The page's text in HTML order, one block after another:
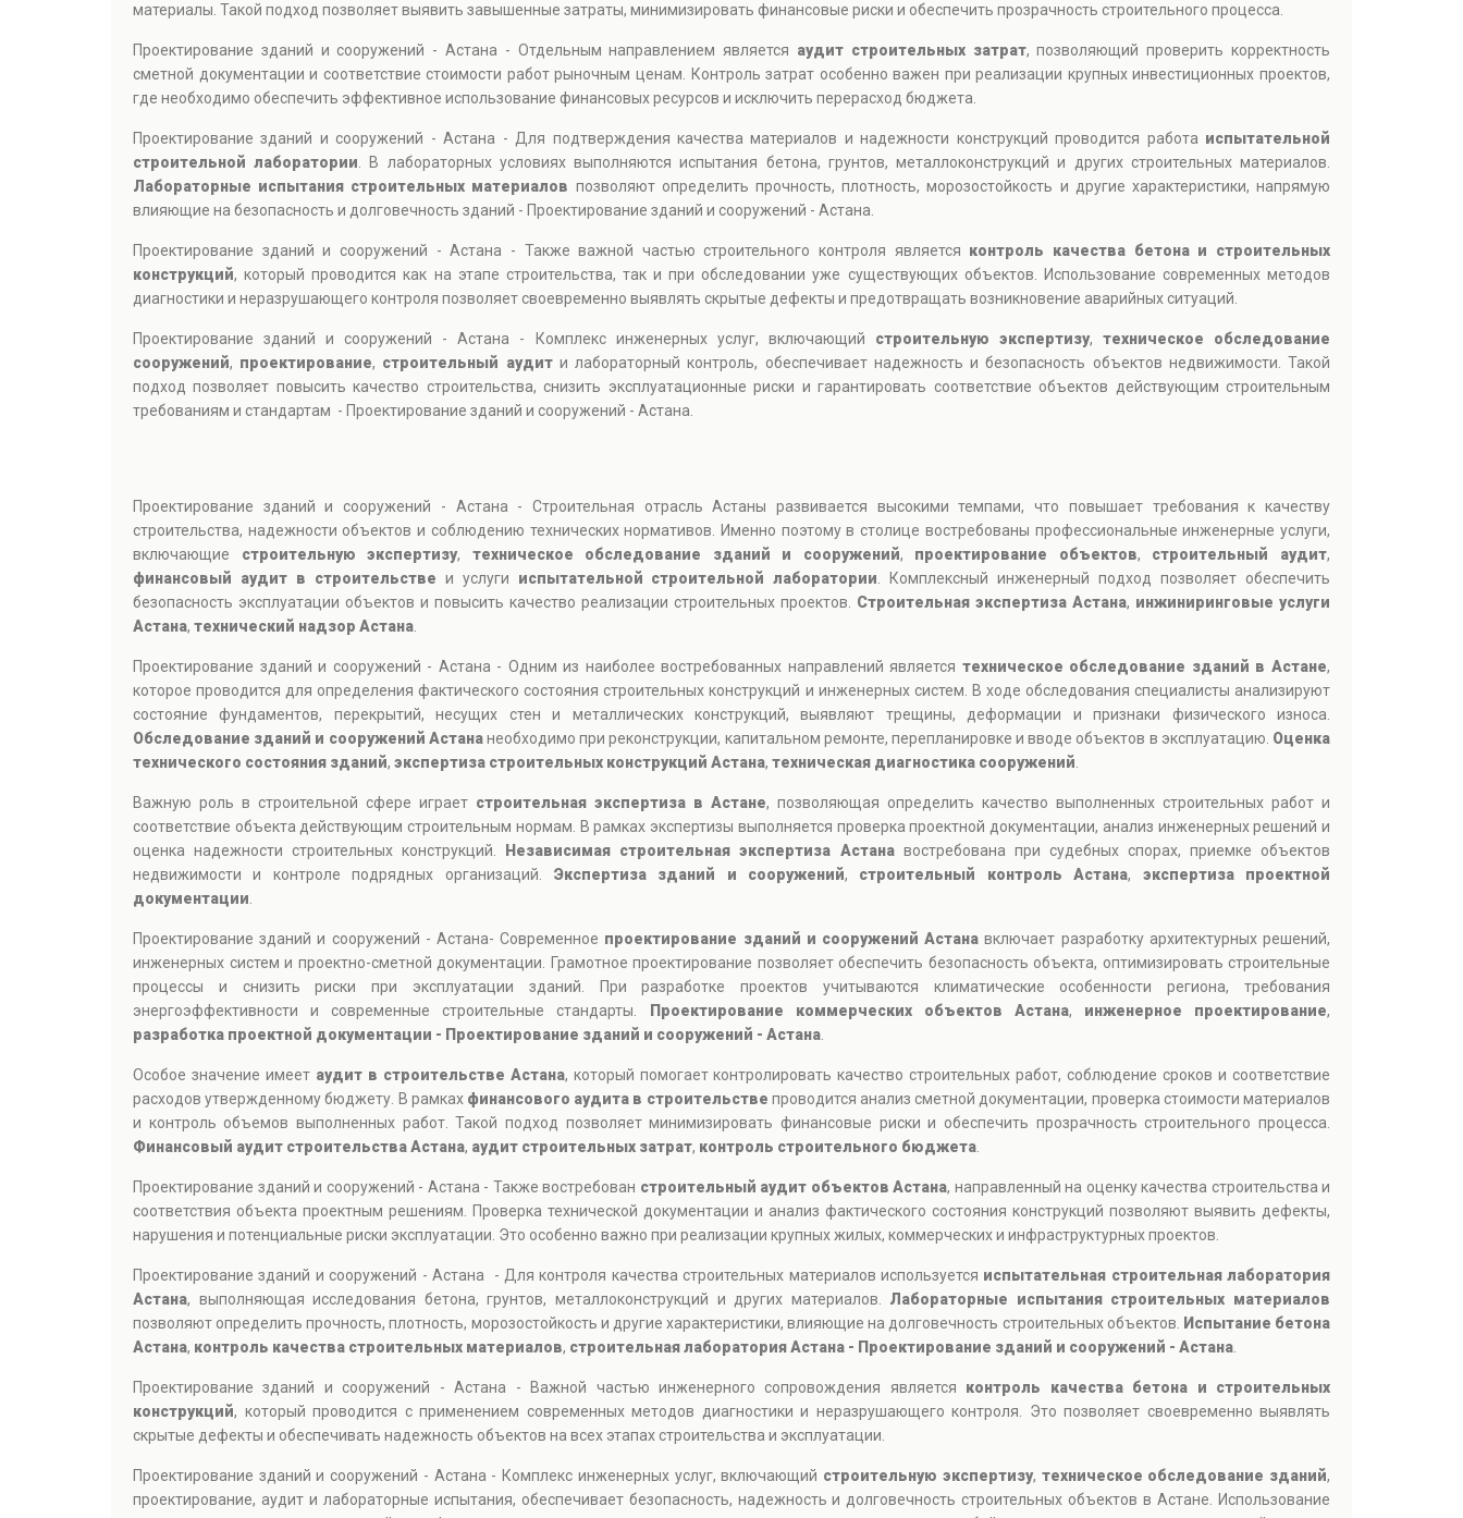
материалы. Такой подход позволяет выявить завышенные затраты, минимизировать финансовые риски и обеспечить прозрачность строительного процесса.
Проектирование зданий и сооружений - Астана - Отдельным направлением является аудит строительных затрат, позволяющий проверить корректность
сметной документации и соответствие стоимости работ рыночным ценам. Контроль затрат особенно важен при реализации крупных инвестиционных проектов,
где необходимо обеспечить эффективное использование финансовых ресурсов и исключить перерасход бюджета.
Проектирование зданий и сооружений - Астана - Для подтверждения качества материалов и надежности конструкций проводится работа испытательной
строительной лаборатории . В лабораторных условиях выполняются испытания бетона, грунтов, металлоконструкций и других строительных материалов.
Лабораторные испытания строительных материалов позволяют определить прочность, плотность, морозостойкость и другие характеристики, напрямую
влияющие на безопасность и долговечность зданий - Проектирование зданий и сооружений - Астана.
Проектирование зданий и сооружений - Астана - Также важной частью строительного контроля является контроль качества бетона и строительных
конструкций, который проводится как на этапе строительства, так и при обследовании уже существующих объектов. Использование современных методов
диагностики и неразрушающего контроля позволяет своевременно выявлять скрытые дефекты и предотвращать возникновение аварийных ситуаций.
Проектирование зданий и сооружений - Астана - Комплекс инженерных услуг, включающий строительную экспертизу, техническое обследование
сооружений, проектирование, строительный аудити лабораторный контроль, обеспечивает надежность и безопасность объектов недвижимости. Такой
подход позволяет повысить качество строительства, снизить эксплуатационные риски и гарантировать соответствие объектов действующим строительным
требованиям и стандартам - Проектирование зданий и сооружений - Астана.
Проектирование зданий и сооружений - Астана - Строительная отрасль Астаны развивается высокими темпами, что повышает требования к качеству
строительства, надежности объектов и соблюдению технических нормативов. Именно поэтому в столице востребованы профессиональные инженерные услуги,
включающие строительную экспертизу, техническое обследование зданий и сооружений, проектирование объектов, строительный аудит,
финансовый аудит в строительстве и услуги испытательной строительной лаборатории . Комплексный инженерный подход позволяет обеспечить
безопасность эксплуатации объектов и повысить качество реализации строительных проектов. Строительная экспертиза Астана, инжиниринговые услуги
Астана, технический надзор Астана
Проектирование зданий и сооружений - Астана - Одним из наиболее востребованных направлений является техническое обследование зданий в Астане,
которое проводится для определения фактического состояния строительных конструкций и инженерных систем. В ходе обследования специалисты анализируют
состояние фундаментов, перекрытий, несущих стен и металлических конструкций, выявляют трещины, деформации и признаки физического износа.
Обследование зданий и сооружений Астананеобходимо при реконструкции, капитальном ремонте, перепланировке и вводе объектов в эксплуатацию. Оценка
технического состояния зданий, экспертиза строительных конструкций Астана, техническая диагностика сооружений
Важную роль в строительной сфере играет строительная экспертиза в Астане, позволяющая определить качество выполненных строительных работ и
соответствие объекта действующим строительным нормам. В рамках экспертизы выполняется проверка проектной документации, анализ инженерных решений и
оценка надежности строительных конструкций.
Независимая строительная экспертиза Астанавостребована при судебных спорах, приемке объектов
недвижимости и контроле подрядных организаций. Экспертиза зданий и сооружений, строительный контроль Астана, экспертиза проектной
документации
Проектирование зданий и сооружений - Астана- Современное проектирование зданий и сооружений Астана включает разработку архитектурных решений,
инженерных систем и проектно-сметной документации. Грамотное проектирование позволяет обеспечить безопасность объекта, оптимизировать строительные
процессы и снизить риски при эксплуатации зданий. При разработке проектов учитываются климатические особенности региона, требования
энергоэффективности и современные строительные стандарты.
Проектирование коммерческих объектов Астана, инженерное проектирование,
разработка проектной документации - Проектирование зданий и сооружений - Астана
Особое значение имеет аудит в строительстве Астана, который помогает контролировать качество строительных работ, соблюдение сроков и соответствие
расходов утвержденному бюджету. В рамках финансового аудита в строительстве проводится анализ сметной документации, проверка стоимости материалов
и контроль объемов выполненных работ. Такой подход позволяет минимизировать финансовые риски и обеспечить прозрачность строительного процесса.
Финансовый аудит строительства Астана, аудит строительных затрат, контроль строительного бюджета
Проектирование зданий и сооружений - Астана - Также востребован строительный аудит объектов Астана, направленный на оценку качества строительства и
соответствия объекта проектным решениям. Проверка технической документации и анализ фактического состояния конструкций позволяют выявить дефекты,
нарушения и потенциальные риски эксплуатации. Это особенно важно при реализации крупных жилых, коммерческих и инфраструктурных проектов.
Проектирование зданий и сооружений - Астана - Для контроля качества строительных материалов используется испытательная строительная лаборатория
Астана, выполняющая исследования бетона, грунтов, металлоконструкций и других материалов. Лабораторные испытания строительных материалов
позволяют определить прочность, плотность, морозостойкость и другие характеристики, влияющие на долговечность строительных объектов.
Испытание бетона
Астана, контроль качества строительных материалов, строительная лаборатория Астана - Проектирование зданий и сооружений - Астана
Проектирование зданий и сооружений - Астана - Важной частью инженерного сопровождения является контроль качества бетона и строительных
конструкций, который проводится с применением современных методов диагностики и неразрушающего контроля. Это позволяет своевременно выявлять
скрытые дефекты и обеспечивать надежность объектов на всех этапах строительства и эксплуатации.
Проектирование зданий и сооружений - Астана - Комплекс инженерных услуг, включающий строительную экспертизу, техническое обследование зданий,
проектирование, аудит и лабораторные испытания, обеспечивает безопасность, надежность и долговечность строительных объектов в Астане. Использование